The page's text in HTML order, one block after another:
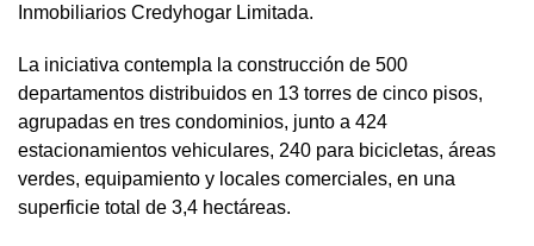
Inmobiliarios Credyhogar Limitada.
La iniciativa contempla la construcción de 500
departamentos distribuidos en 13 torres de cinco pisos,
agrupadas en tres condominios, junto a 424
estacionamientos vehiculares, 240 para bicicletas, áreas
verdes, equipamiento y locales comerciales, en una
superficie total de 3,4 hectáreas.